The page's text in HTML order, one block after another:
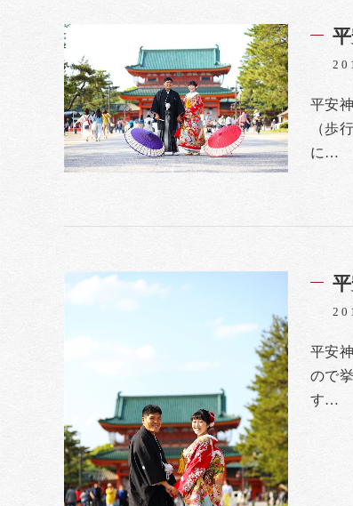
平安
（歩
に…
平安
ので
す…